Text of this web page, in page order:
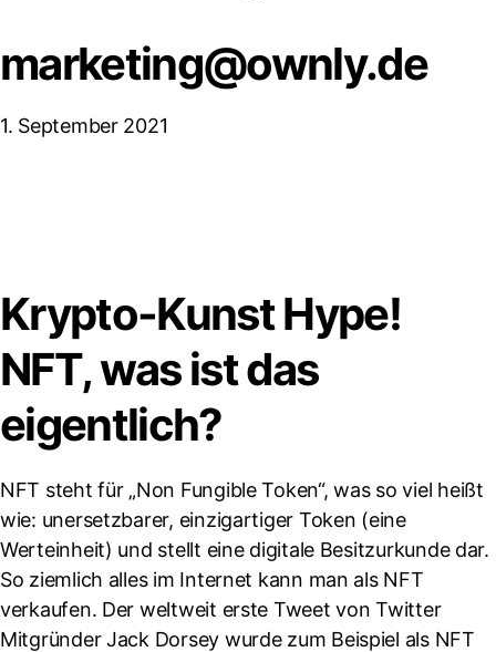
marketing@ownly.de
1. September 2021
Krypto-Kunst Hype!
NFT, was ist das
eigentlich?
NFT steht für „Non Fungible Token“, was so viel heißt
wie: unersetzbarer, einzigartiger Token (eine
Werteinheit) und stellt eine digitale Besitzurkunde dar.
So ziemlich alles im Internet kann man als NFT
verkaufen. Der weltweit erste Tweet von Twitter
Mitgründer Jack Dorsey wurde zum Beispiel als NFT